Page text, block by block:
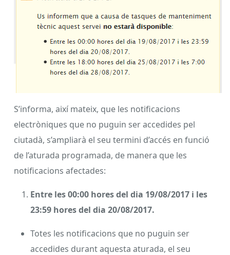
S’informa, així mateix, que les notificacions
electròniques que no puguin ser accedides pel
ciutadà, s’ampliarà el seu termini d’accés en funció
de l’aturada programada, de manera que les
notificacions afectades:
Entre les 00:00 hores del dia 19/08/2017 i les
23:59 hores del dia 20/08/2017.
Totes les notificacions que no puguin ser
accedides durant aquesta aturada, el seu